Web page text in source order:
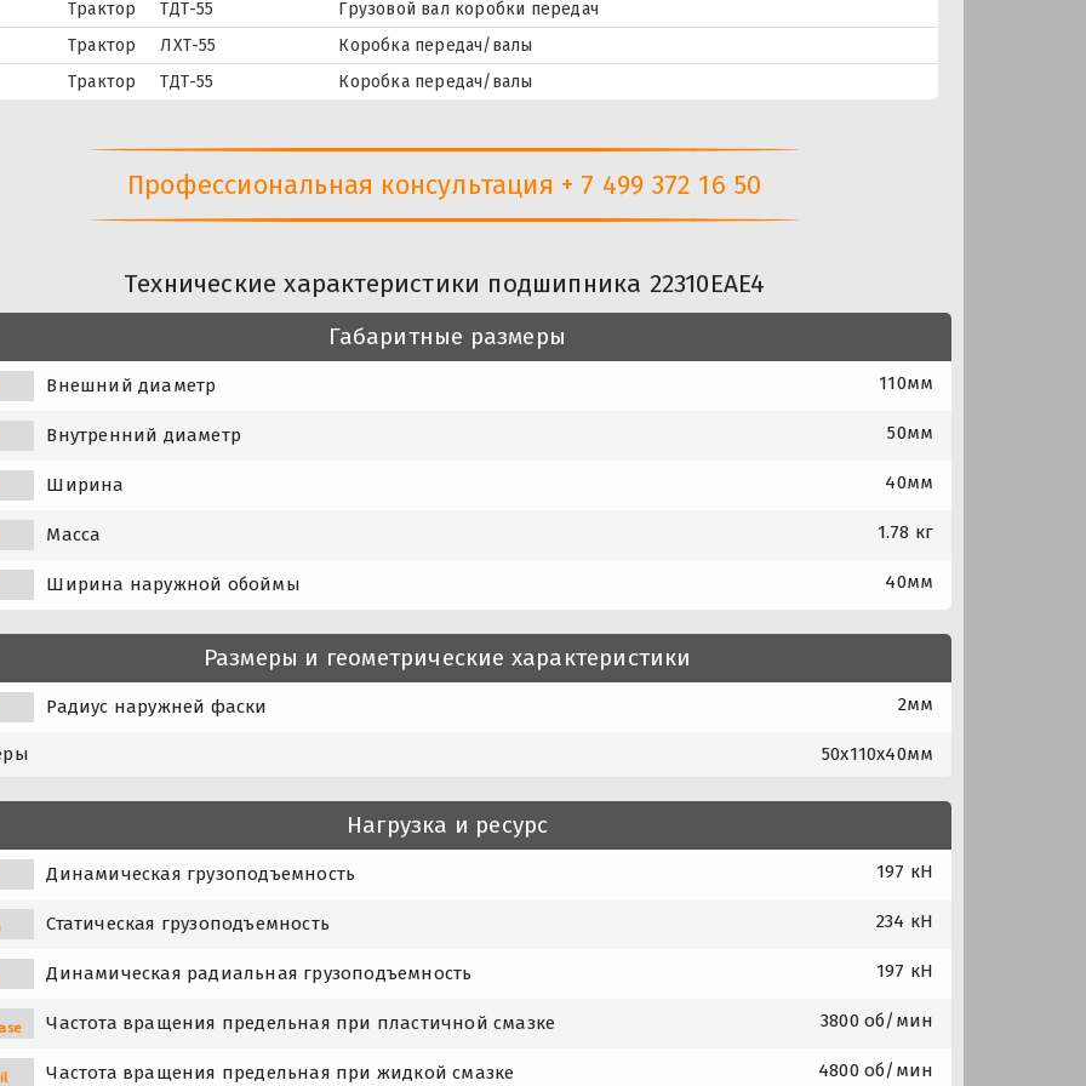
Трактор
ТДТ-55
Грузовой вал коробки передач
Трактор
ЛХТ-55
Коробка передач/валы
Трактор
ТДТ-55 Коробка передач/валы
Профессиональная консультация + 7 499 372 16 50
Технические характеристики подшипника 22310EAE4
Габаритные размеры
Внешний диаметр 110мм
Внутренний диаметр 50мм
Ширина 40мм
Масса 1.78 кг
Ширина наружной обоймы 40мм
Размеры и геометрические характеристики
Радиус наружней фаски 2мм
50x110x40мм
Нагрузка и ресурс
Динамическая грузоподъемность 197 кН
Статическая грузоподъемность 234 кН
Динамическая радиальная грузоподъемность 197 кН
Частота вращения предельная при пластичной смазке 3800 об/мин
Частота вращения предельная при жидкой смазке 4800 об/мин